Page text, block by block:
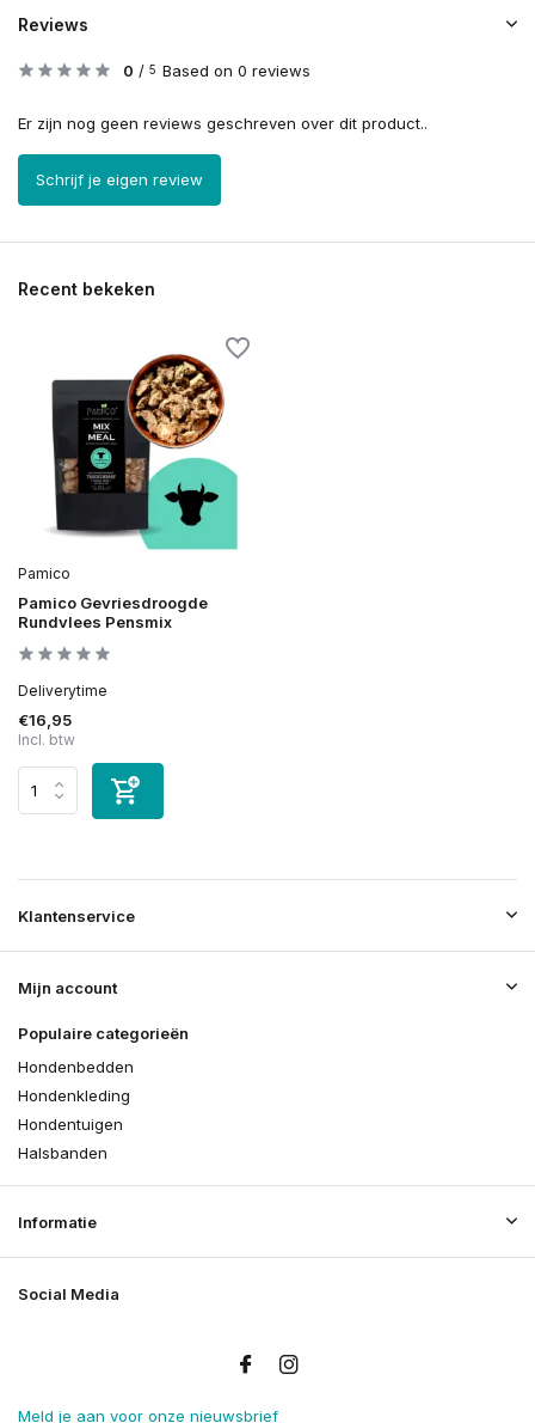
Reviews
0 / 5 Based on 0 reviews
Er zijn nog geen reviews geschreven over dit product..
Schrijf je eigen review
Recent bekeken
Pamico
Pamico Gevriesdroogde
Rundvlees Pensmix
Deliverytime
€16,95
Incl. btw
Klantenservice
Mijn account
Populaire categorieën
Hondenbedden
Hondenkleding
Hondentuigen
Halsbanden
Informatie
Social Media
Meld je aan voor onze nieuwsbrief